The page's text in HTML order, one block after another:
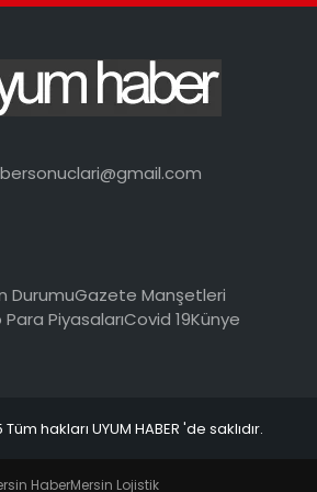
DurumuGazete Manşetleri
PiyasalarıCovid 19Künye
hakları UYUM HABER 'de saklıdır.
HaberMersin Lojistik